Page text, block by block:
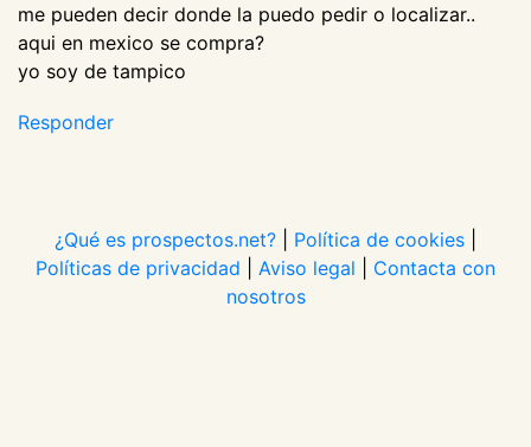
me pueden decir donde la puedo pedir o localizar..
aqui en mexico se compra?
yo soy de tampico
Responder
¿Qué es prospectos.net? Política de cookies
Políticas de privacidad
Aviso legal
Contacta con
nosotros